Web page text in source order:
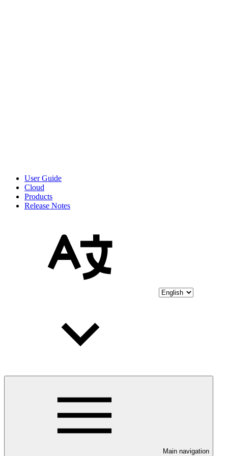
User Guide
Cloud
Products
Release Notes
Main navigation